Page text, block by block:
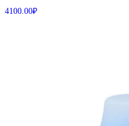
4100.00₽